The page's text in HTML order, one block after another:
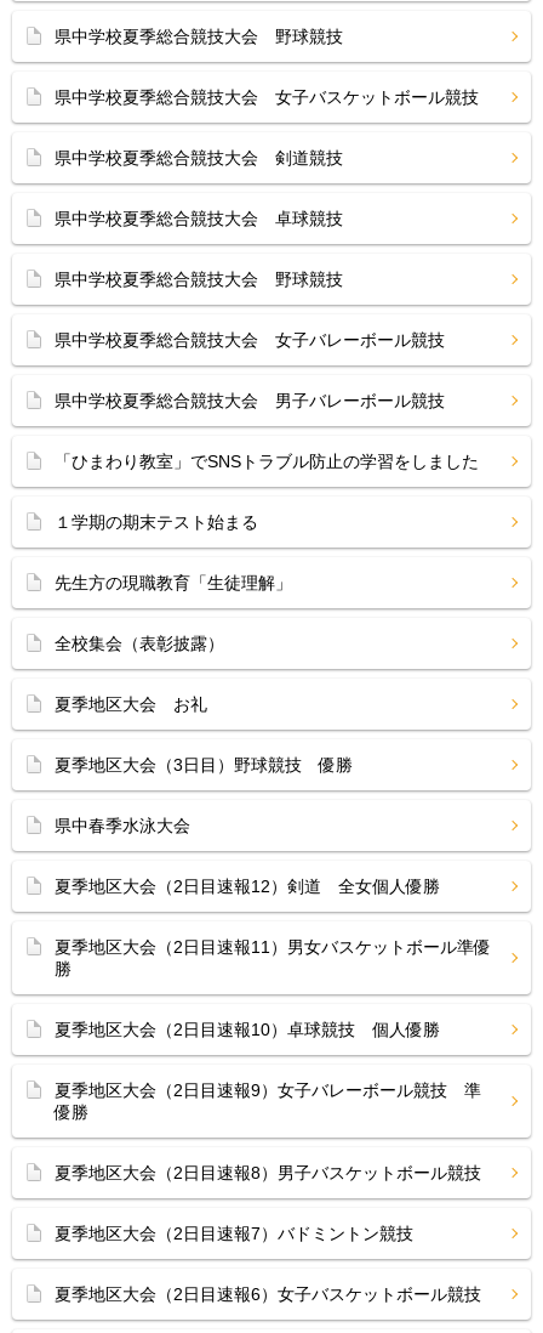
県中学校夏季総合競技大会 野球競技
県中学校夏季総合競技大会 女子バスケットボール競技
県中学校夏季総合競技大会 剣道競技
県中学校夏季総合競技大会 卓球競技
県中学校夏季総合競技大会 野球競技
県中学校夏季総合競技大会 女子バレーボール競技
県中学校夏季総合競技大会 男子バレーボール競技
「ひまわり教室」でSNSトラブル防止の学習をしました
１学期の期末テスト始まる
先生方の現職教育「生徒理解」
全校集会（表彰披露）
夏季地区大会 お礼
夏季地区大会（3日目）野球競技 優勝
県中春季水泳大会
夏季地区大会（2日目速報12）剣道 全女個人優勝
夏季地区大会（2日目速報11）男女バスケットボール準優
勝
夏季地区大会（2日目速報10）卓球競技 個人優勝
夏季地区大会（2日目速報9）女子バレーボール競技 準
優勝
夏季地区大会（2日目速報8）男子バスケットボール競技
夏季地区大会（2日目速報7）バドミントン競技
夏季地区大会（2日目速報6）女子バスケットボール競技